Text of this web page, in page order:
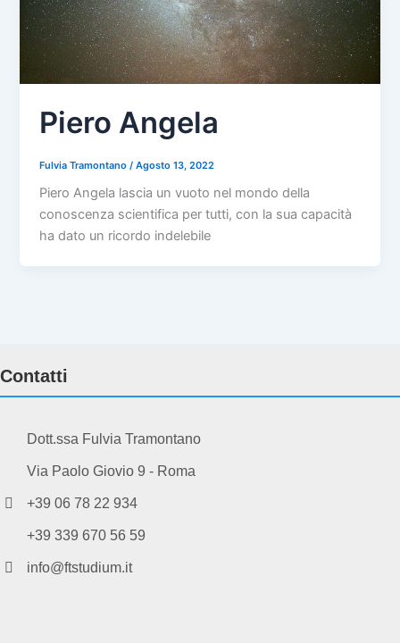
Piero Angela
Fulvia Tramontano/Agosto 13, 2022
Piero Angela lascia un vuoto nel mondo della
conoscenza scientifica per tutti, con la sua capacità
ha dato un ricordo indelebile
Contatti
Dott.ssa Fulvia Tramontano
Via Paolo Giovio 9 - Roma
+39 06 78 22 934
+39 339 670 56 59
info@ftstudium.it